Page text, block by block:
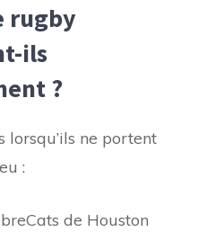
rugby
ils
?
lorsqu’ils ne portent
:
de Houston